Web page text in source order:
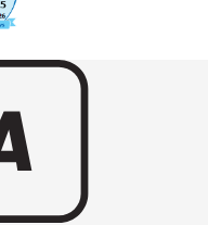
conforto e estilo.
colares ou pingentes.
e se adapta perfeitamente
preferir modelos mais
grumets mais delicados ou